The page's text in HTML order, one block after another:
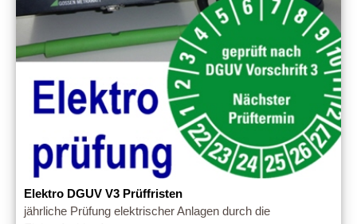
Elektro DGUV V3 Prüffristen
jährliche Prüfung elektrischer Anlagen durch die